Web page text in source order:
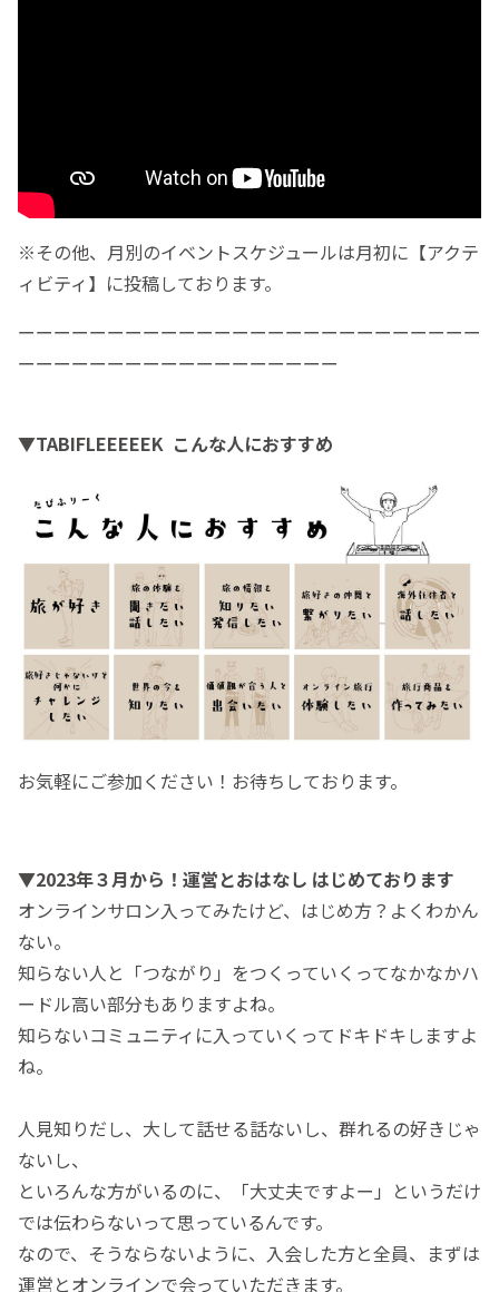
※その他、月別のイベントスケジュールは月初に【アクテ
ィビティ】に投稿しております。
ーーーーーーーーーーーーーーーーーーーーーーーーーー
ーーーーーーーーーーーーーーーーーー
▼TABIFLEEEEEK こんな人におすすめ
お気軽にご参加ください！お待ちしております。
▼2023年３月から！運営とおはなし はじめております
オンラインサロン入ってみたけど、はじめ方？よくわかん
ない。
知らない人と「つながり」をつくっていくってなかなかハ
ードル高い部分もありますよね。
知らないコミュニティに入っていくってドキドキしますよ
ね。
人見知りだし、大して話せる話ないし、群れるの好きじゃ
ないし、
といろんな方がいるのに、「大丈夫ですよー」というだけ
では伝わらないって思っているんです。
なので、そうならないように、入会した方と全員、まずは
運営とオンラインで会っていただきます。